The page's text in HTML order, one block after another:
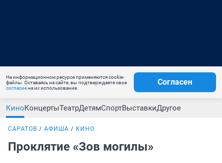
На информационном ресурсе применяются cookie-
файлы. Оставаясь на сайте, вы подтверждаете свое
согласиена их использование.
Согласен
КиноКонцертыТеатрДетямСпортВыставкиДругое
САРАТОВ АФИША КИНО
Проклятие «Зов могилы»